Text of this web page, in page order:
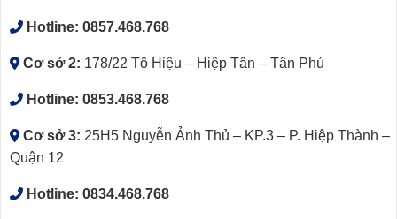
Hotline: 0857.468.768
Cơ sở 2: 178/22 Tô Hiệu – Hiệp Tân – Tân Phú
Hotline: 0853.468.768
Cơ sở 3: 25H5 Nguyễn Ảnh Thủ – KP.3 – P. Hiệp Thành –
Quận 12
Hotline: 0834.468.768